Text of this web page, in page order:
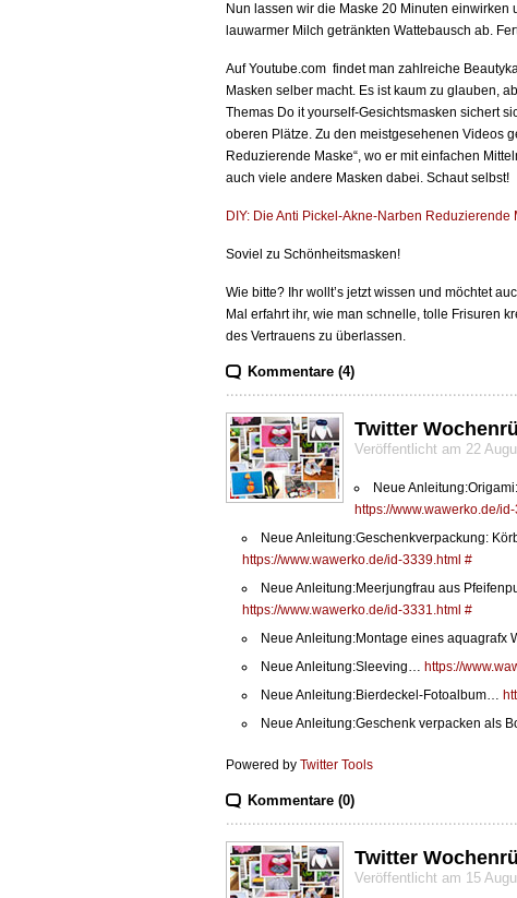
Nun lassen wir die Maske 20 Minuten
lauwarmer Milch getränkten Wattebausch ab.
Auf Youtube.com findet man zahlreiche
Masken selber macht. Es ist kaum zu glauben,
Themas Do it yourself-Gesichtsmasken sichert
oberen Plätze. Zu den meistgesehenen Videos
Reduzierende Maske“, wo er mit einfachen
auch viele andere Masken dabei. Schaut selbst!
DIY: Die Anti Pickel-Akne-Narben Reduzierende
Soviel zu Schönheitsmasken!
Wie bitte? Ihr wollt’s jetzt wissen und möchtet
Mal erfahrt ihr, wie man schnelle, tolle Frisuren
des Vertrauens zu überlassen.
Kommentare (4)
Twitter
Veröffentlicht am 22
Neue
https://www.wawerko.de/id-
Neue Anleitung:Geschenkverpackung:
https://www.wawerko.de/id-3339.html #
Neue Anleitung:Meerjungfrau aus
https://www.wawerko.de/id-3331.html #
Neue Anleitung:Montage eines aquagrafx
Neue Anleitung:Sleeving… https://
Neue Anleitung:Bierdeckel-Fotoalbum…
Neue Anleitung:Geschenk verpacken als
Powered by Twitter Tools
Kommentare (0)
Twitter
Veröffentlicht am 15